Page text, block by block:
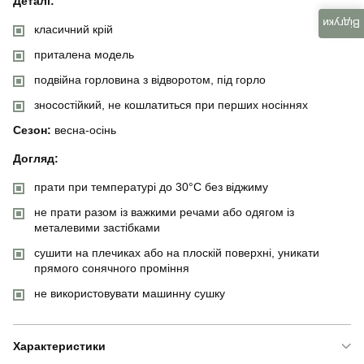
класичний крій
приталена модель
подвійна горловина з відворотом, під горло
зносостійкий, не кошлатиться при перших носіннях
Сезон: весна-осінь
Догляд:
прати при температурі до 30°C без віджиму
не прати разом із важкими речами або одягом із
металевими застібками
сушити на плечиках або на плоскій поверхні, уникати
прямого сонячного проміння
не використовувати машинну сушку
Характеристики
Відгуки